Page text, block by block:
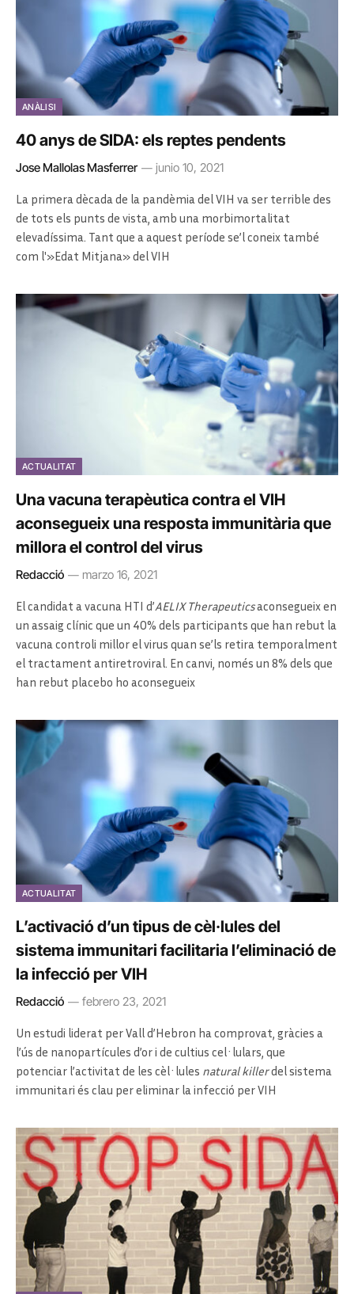
ANÀLISI
40 anys de SIDA: els reptes pendents
Jose Mallolas Masferrer junio 10, 2021
La primera dècada de la pandèmia del VIH va ser terrible des
de tots els punts de vista, amb una morbimortalitat
elevadíssima. Tant que a aquest període se’l coneix també
com l'»Edat Mitjana» del VIH
ACTUALITAT
Una vacuna terapèutica contra el VIH
aconsegueix una resposta immunitària que
millora el control del virus
Redacció marzo 16, 2021
El candidat a vacuna HTI d’AELIX Therapeuticsaconsegueix en
un assaig clínic que un 40% dels participants que han rebut la
vacuna controli millor el virus quan se’ls retira temporalment
el tractament antiretroviral. En canvi, només un 8% dels que
han rebut placebo ho aconsegueix
ACTUALITAT
L’activació d’un tipus de cèl·lules del
sistema immunitari facilitaria l’eliminació de
la infecció per VIH
Redacció febrero 23, 2021
Un estudi liderat per Vall d’Hebron ha comprovat, gràcies a
l’ús de nanopartícules d’or i de cultius cel·lulars, que
potenciar l’activitat de les cèl·lules natural killerdel sistema
immunitari és clau per eliminar la infecció per VIH